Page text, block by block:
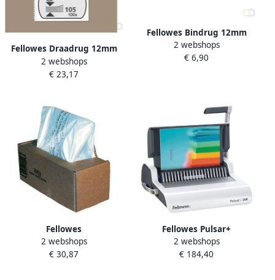
Fellowes Draadrug 12mm
34-rings A4 wit 100 stuks
2 webshops
€ 23,17
Fellowes Bindrug 12mm
21rings A4 wit 100 stuks
2 webshops
€ 6,90
Fellowes
Papiervernietigerzak 94
liter 50 stuks
2 webshops
€ 30,87
Fellowes Pulsar+
inbindmachine plastic
bindrug
2 webshops
€ 184,40